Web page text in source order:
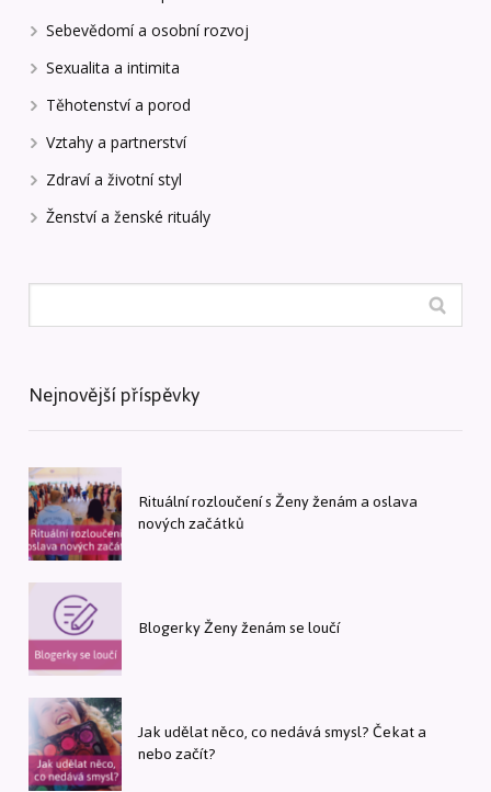
Sebevědomí a osobní rozvoj
Sexualita a intimita
Těhotenství a porod
Vztahy a partnerství
Zdraví a životní styl
Ženství a ženské rituály
Nejnovější příspěvky
Rituální rozloučení s Ženy ženám a oslava
nových začátků
Blogerky Ženy ženám se loučí
Jak udělat něco, co nedává smysl? Čekat a
nebo začít?